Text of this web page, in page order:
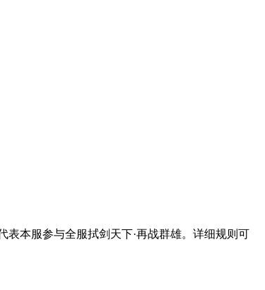
本服参与全服拭剑天下·再战群雄。详细规则可